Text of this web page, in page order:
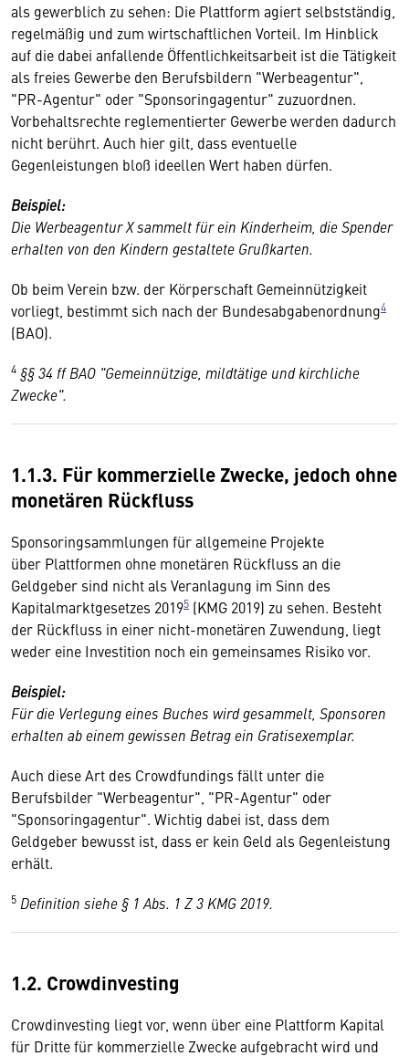
als gewerblich zu sehen: Die Plattform agiert selbstständig,
regelmäßig und zum wirtschaftlichen Vorteil. Im Hinblick
auf die dabei anfallende Öffentlichkeitsarbeit ist die Tätigkeit
als freies Gewerbe den Berufsbildern "Werbeagentur",
"PR-Agentur" oder "Sponsoringagentur" zuzuordnen.
Vorbehaltsrechte reglementierter Gewerbe werden dadurch
nicht berührt. Auch hier gilt, dass eventuelle
Gegenleistungen bloß ideellen Wert haben dürfen.
Beispiel:
Die Werbeagentur X sammelt für ein Kinderheim, die Spender
erhalten von den Kindern gestaltete Grußkarten.
Ob beim Verein bzw. der Körperschaft Gemeinnützigkeit
vorliegt, bestimmt sich nach der Bundesabgabenordnung4
(BAO).
4 §§ 34 ff BAO "Gemeinnützige, mildtätige und kirchliche
Zwecke".
1.1.3. Für kommerzielle Zwecke, jedoch ohne
monetären Rückfluss
Sponsoringsammlungen für allgemeine Projekte
über Plattformen ohne monetären Rückfluss an die
Geldgeber sind nicht als Veranlagung im Sinn des
Kapitalmarktgesetzes 20195 (KMG 2019) zu sehen. Besteht
der Rückfluss in einer nicht-monetären Zuwendung, liegt
weder eine Investition noch ein gemeinsames Risiko vor.
Beispiel:
Für die Verlegung eines Buches wird gesammelt, Sponsoren
erhalten ab einem gewissen Betrag ein Gratisexemplar.
Auch diese Art des Crowdfundings fällt unter die
Berufsbilder "Werbeagentur", "PR-Agentur" oder
"Sponsoringagentur". Wichtig dabei ist, dass dem
Geldgeber bewusst ist, dass er kein Geld als Gegenleistung
erhält.
5 Definition siehe § 1 Abs. 1 Z 3 KMG 2019.
1.2. Crowdinvesting
Crowdinvesting liegt vor, wenn über eine Plattform Kapital
für Dritte für kommerzielle Zwecke aufgebracht wird und